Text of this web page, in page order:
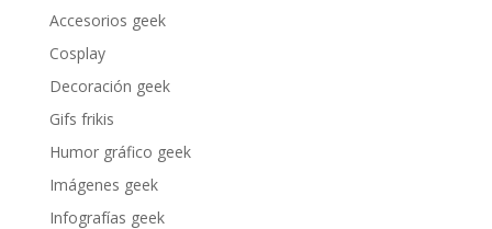
Accesorios geek
Cosplay
Decoración geek
Gifs frikis
Humor gráfico geek
Imágenes geek
Infografías geek